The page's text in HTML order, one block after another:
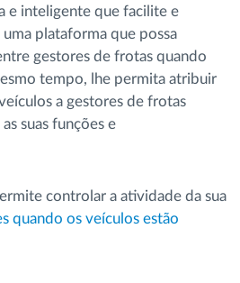
e inteligente que facilite e
plataforma que possa
gestores de frotas quando
tempo, lhe permita atribuir
a gestores de frotas
suas funções e
controlar a atividade da sua
quando os veículos estão